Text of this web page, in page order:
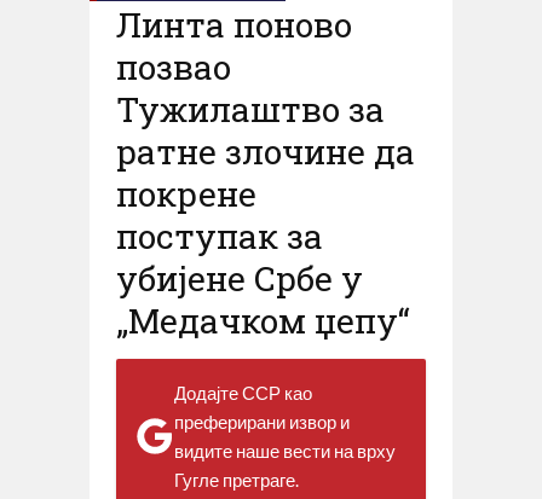
Линта поново
позвао
Тужилаштво за
ратне злочине да
покрене
поступак за
убијене Србе у
„Медачком џепу“
Додајте ССР као
преферирани извор и
видите наше вести на врху
Гугле претраге.